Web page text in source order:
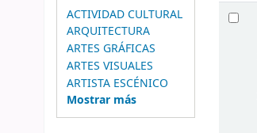
ACTIVIDAD CULTURAL
ARQUITECTURA
ARTES GRÁFICAS
ARTES VISUALES
ARTISTA ESCÉNICO
Mostrar más